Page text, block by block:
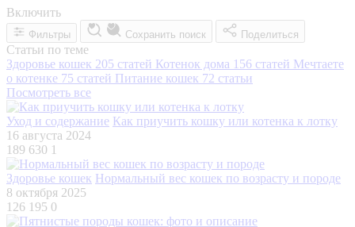
Включить
Фильтры Сохранить поиск Поделиться
Статьи по теме
Здоровье кошек 205 статей Котенок дома 156 статей Мечтаете
о котенке 75 статей Питание кошек 72 статьи
Посмотреть все
Уход и содержание Как приучить кошку или котенка к лотку
16 августа 2024
189 630 1
Здоровье кошек Нормальный вес кошек по возрасту и породе
8 октября 2025
126 195 0